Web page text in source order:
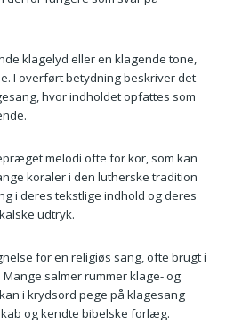
klagelyd eller en klagende tone,
I overført betydning beskriver det
hvor indholdet opfattes som
melodi ofte for kor, som kan
koraler i den lutherske tradition
i deres tekstlige indhold og deres
udtryk.
for en religiøs sang, ofte brugt i
salmer rummer klage- og
i krydsord pege på klagesang
og kendte bibelske forlæg.